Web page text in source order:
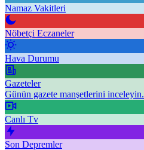
Namaz Vakitleri
Nöbetçi Eczaneler
Hava Durumu
Gazeteler
Günün gazete manşetlerini inceleyin.
Canlı Tv
Son Depremler